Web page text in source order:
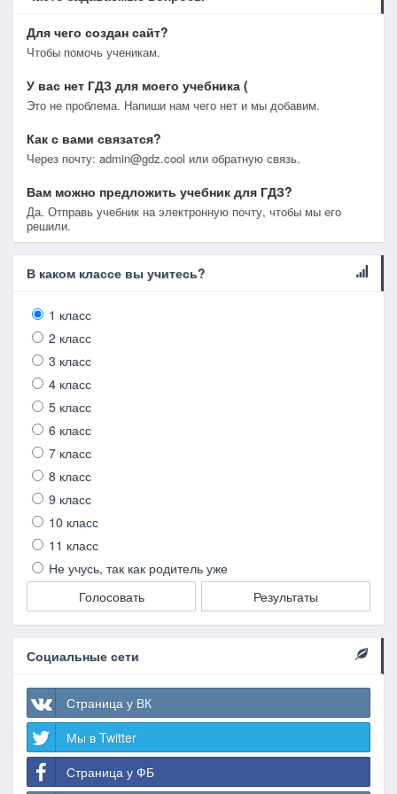
Для чего создан сайт?
Чтобы помочь ученикам.
У вас нет ГДЗ для моего учебника (
Это не проблема. Напиши нам чего нет и мы добавим.
Как с вами связатся?
Через почту: admin@gdz.cool или обратную связь.
Вам можно предложить учебник для ГДЗ?
Да. Отправь учебник на электронную почту, чтобы мы его
решили.
В каком классе вы учитесь?
1 класс
2 класс
3 класс
4 класс
5 класс
6 класс
7 класс
8 класс
9 класс
10 класс
11 класс
Не учусь, так как родитель уже
Голосовать
Результаты
Социальные сети
Страница у ВК
Мы в Twitter
Страница у ФБ